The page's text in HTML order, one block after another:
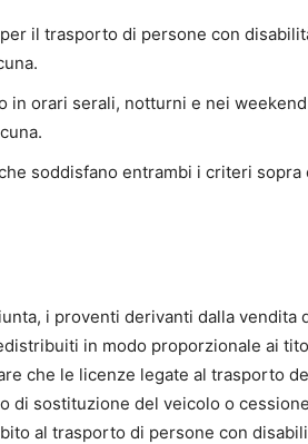
il trasporto di persone con
in orari serali, notturni e nei
soddisfano entrambi i criteri
i proventi derivanti dalla vendita
in modo proporzionale ai
che le licenze legate al trasporto
di sostituzione del veicolo o
al trasporto di persone con